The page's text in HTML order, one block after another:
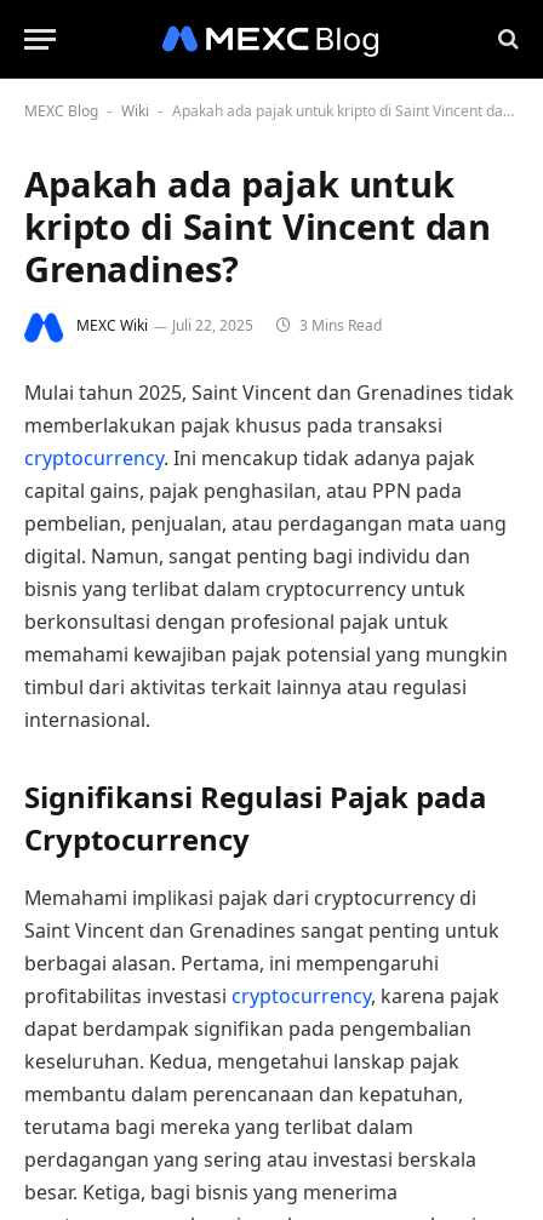
MEXC Blog - Wiki - Apakah ada pajak untuk kripto di Saint Vincent dan Grenadines?
Apakah ada pajak untuk
kripto di Saint Vincent dan
Grenadines?
MEXC Wiki Juli 22, 2025 3 Mins Read
Mulai tahun 2025, Saint Vincent dan Grenadines tidak
memberlakukan pajak khusus pada transaksi
cryptocurrency. Ini mencakup tidak adanya pajak
capital gains, pajak penghasilan, atau PPN pada
pembelian, penjualan, atau perdagangan mata uang
digital. Namun, sangat penting bagi individu dan
bisnis yang terlibat dalam cryptocurrency untuk
berkonsultasi dengan profesional pajak untuk
memahami kewajiban pajak potensial yang mungkin
timbul dari aktivitas terkait lainnya atau regulasi
internasional.
Signifikansi Regulasi Pajak pada
Cryptocurrency
Memahami implikasi pajak dari cryptocurrency di
Saint Vincent dan Grenadines sangat penting untuk
berbagai alasan. Pertama, ini mempengaruhi
profitabilitas investasi cryptocurrency, karena pajak
dapat berdampak signifikan pada pengembalian
keseluruhan. Kedua, mengetahui lanskap pajak
membantu dalam perencanaan dan kepatuhan,
terutama bagi mereka yang terlibat dalam
perdagangan yang sering atau investasi berskala
besar. Ketiga, bagi bisnis yang menerima